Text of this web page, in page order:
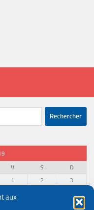
aux
V S
D
1
2
3
17